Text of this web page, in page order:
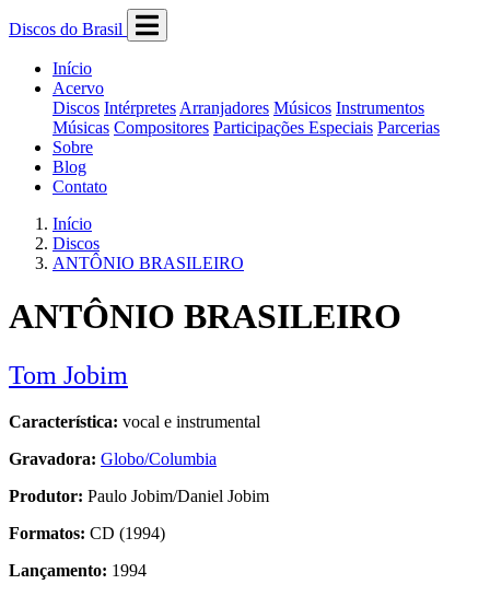
Discos do Brasil
Início
Acervo
Discos Intérpretes Arranjadores Músicos Instrumentos
Músicas Compositores Participações Especiais Parcerias
Sobre
Blog
Contato
Início
Discos
ANTÔNIO BRASILEIRO
ANTÔNIO BRASILEIRO
Tom Jobim
Característica: vocal e instrumental
Gravadora: Globo/Columbia
Produtor: Paulo Jobim/Daniel Jobim
Formatos: CD (1994)
Lançamento: 1994